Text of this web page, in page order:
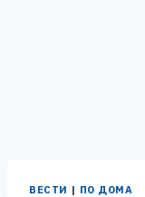
ВЕСТИ | ПО ДОМА